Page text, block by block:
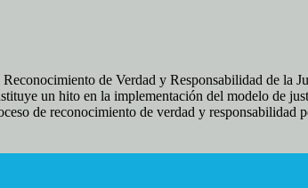
de Verdad y Responsabilidad de la
un hito en la implementación del modelo de
de reconocimiento de verdad y responsabilidad